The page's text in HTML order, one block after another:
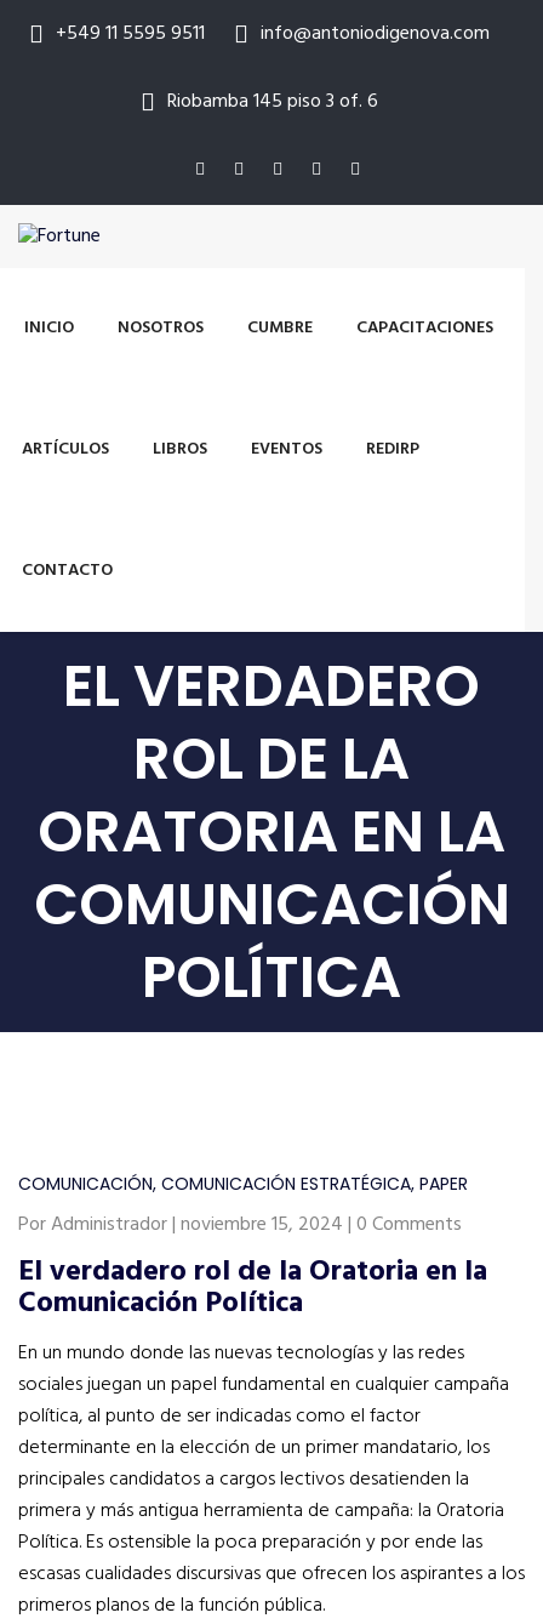
+549 11 5595 9511 info@antoniodigenova.com
Riobamba 145 piso 3 of. 6
INICIO NOSOTROS CUMBRE CAPACITACIONES
ARTÍCULOS LIBROS EVENTOS REDIRP
CONTACTO
EL VERDADERO
ROL DE LA
ORATORIA EN LA
COMUNICACIÓN
POLÍTICA
COMUNICACIÓN, COMUNICACIÓN ESTRATÉGICA, PAPER
Por Administrador | noviembre 15, 2024 | 0 Comments
El verdadero rol de la Oratoria en la
Comunicación Política
En un mundo donde las nuevas tecnologías y las redes
sociales juegan un papel fundamental en cualquier campaña
política, al punto de ser indicadas como el factor
determinante en la elección de un primer mandatario, los
principales candidatos a cargos lectivos desatienden la
primera y más antigua herramienta de campaña: la Oratoria
Política. Es ostensible la poca preparación y por ende las
escasas cualidades discursivas que ofrecen los aspirantes a los
primeros planos de la función pública.